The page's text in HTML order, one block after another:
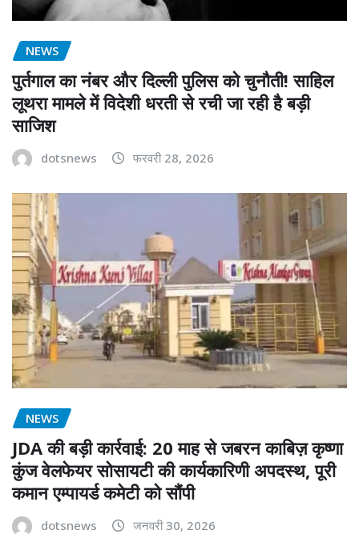
NEWS
पुर्तगाल का नंबर और दिल्ली पुलिस को चुनौती! साहिल
लूथरा मामले में विदेशी धरती से रची जा रही है बड़ी
साजिश
dotsnews फरवरी 28, 2026
NEWS
JDA की बड़ी कार्रवाई: 20 माह से जबरन काबिज़ कृष्णा
कुंज वेलफेयर सोसायटी की कार्यकारिणी अपदस्थ, पूरी
कमान एम्पायर्ड कमेटी को सौंपी
dotsnews जनवरी 30, 2026